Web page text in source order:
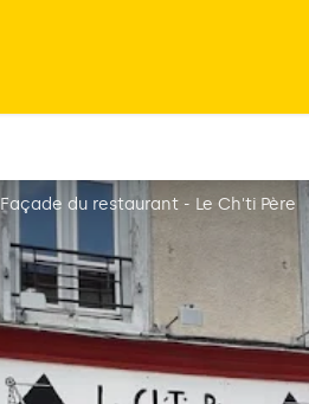
Façade du restaurant - Le Ch'ti Père